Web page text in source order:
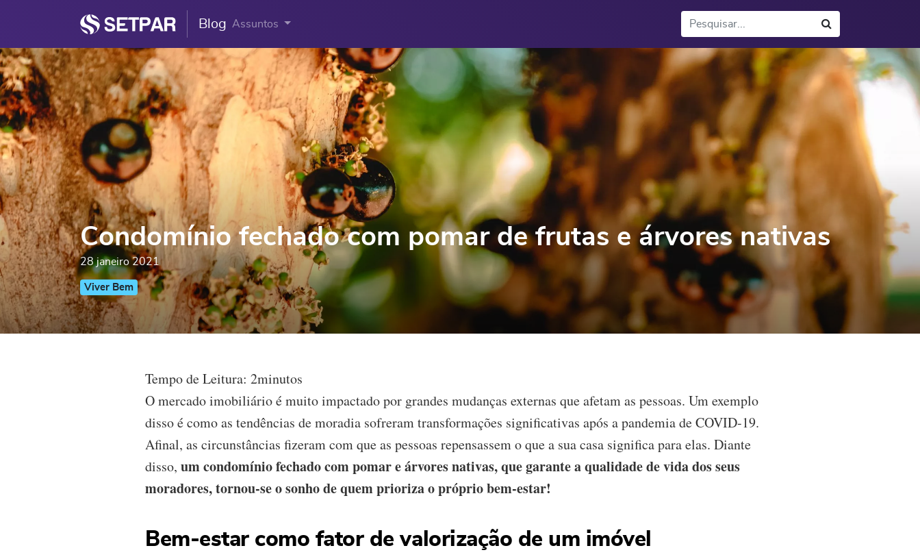
Blog Assuntos
Condomínio fechado com pomar de frutas e árvores nativas
28 janeiro 2021
Viver Bem
Tempo de Leitura: 2minutos
O mercado imobiliário é muito impactado por grandes mudanças externas que afetam as pessoas. Um exemplo
disso é como as tendências de moradia sofreram transformações significativas após a pandemia de COVID-19.
Afinal, as circunstâncias fizeram com que as pessoas repensassem o que a sua casa significa para elas. Diante
disso, um condomínio fechado com pomar e árvores nativas, que garante a qualidade de vida dos seus
moradores, tornou-se o sonho de quem prioriza o próprio bem-estar!
Bem-estar como fator de valorização de um imóvel